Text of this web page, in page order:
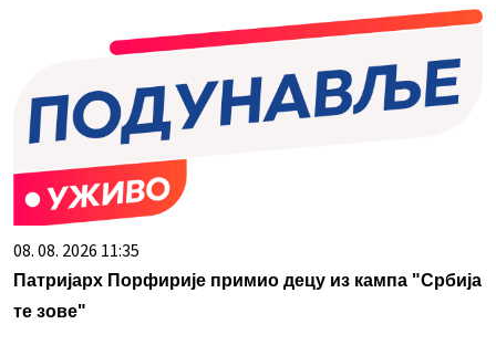
08. 08. 2026 11:35
Патријарх Порфирије примио децу из кампа "Србија
те зове"